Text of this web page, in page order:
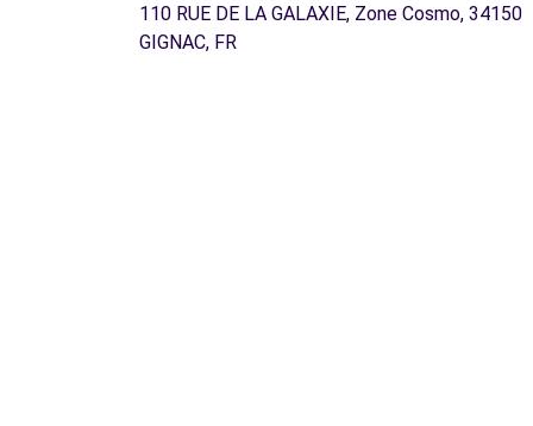
110 RUE DE LA GALAXIE, Zone Cosmo, 34150
GIGNAC, FR